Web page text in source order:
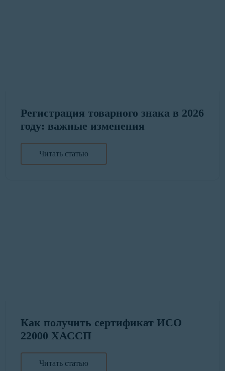
Регистрация товарного знака в 2026
году: важные изменения
Читать статью
Как получить сертификат ИСО
22000 ХАССП
Читать статью